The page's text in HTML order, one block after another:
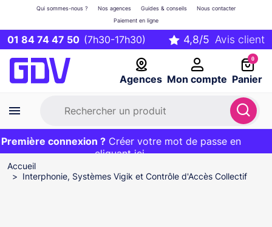
01 84 74 47 50 (7h30-17h30)
Agences Mon compte
Qui sommes-nous ? Nos agences Guides & conseils
Nous contacter
Paiement en ligne
0
Panier
Première commande ?20€ OFFERT sur votre panier
et livraison 24/48h gratuite avec le codeBIENVENUE
connexion ? Créer votre mot de passe en
cliquant ici
EXCLU WEB :
Accueil
Interphonie, Systèmes Vigik et Contrôle d'Accès Collectif